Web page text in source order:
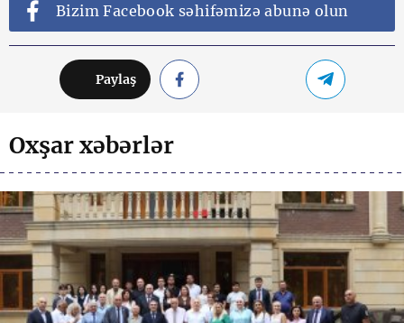
Bizim Facebook səhifəmizə abunə olun
Paylaş
Oxşar xəbərlər